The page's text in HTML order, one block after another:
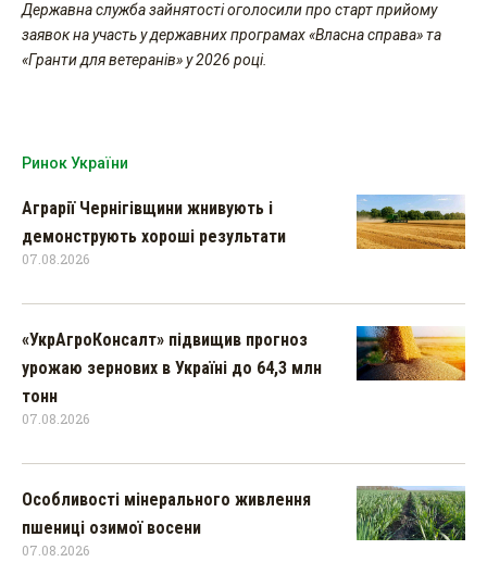
Державна служба зайнятості оголосили про старт прийому
заявок на участь у державних програмах «Власна справа» та
«Гранти для ветеранів» у 2026 році.
Ринок України
Аграрії Чернігівщини жнивують і
демонструють хороші результати
07.08.2026
«УкрАгроКонсалт» підвищив прогноз
урожаю зернових в Україні до 64,3 млн
тонн
07.08.2026
Особливості мінерального живлення
пшениці озимої восени
07.08.2026